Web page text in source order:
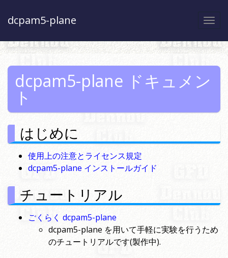
dcpam5-plane
dcpam5-plane ドキュメン
ト
はじめに
使用上の注意とライセンス規定
dcpam5-plane インストールガイド
チュートリアル
ごくらく dcpam5-plane
dcpam5-plane を用いて手軽に実験を行うため
のチュートリアルです(製作中).